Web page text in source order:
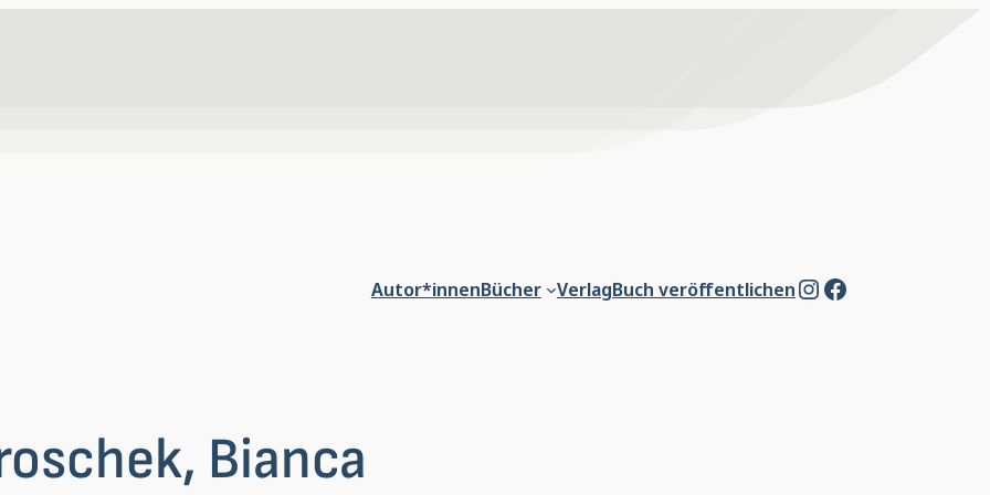
Autor*innenBücher VerlagBuch veröffentlichenInstagram
Facebook
Bianca